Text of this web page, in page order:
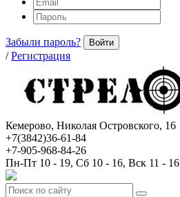
Забыли пароль? Войти
/ Регистрация
Кемерово, Николая Островского, 16
+7(3842)36-61-84
+7-905-968-84-26
Пн-Пт 10 - 19, Сб 10 - 16, Вск 11 - 16